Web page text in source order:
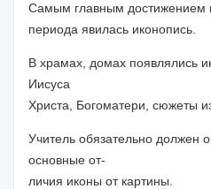
Самым главным достижением
периода явилась иконопись.
В храмах, домах появлялись
Иисуса
Христа, Богоматери, сюжеты
Учитель обязательно должен
основные от-
личия иконы от картины.